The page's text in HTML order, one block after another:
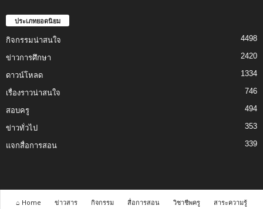
ประเภทยอดนิยม
กิจกรรมน่าสนใจ 4498
ข่าวการศึกษา 2420
ดาวน์โหลด 1334
เรื่องราวน่าสนใจ 746
สอบครู 494
ข่าวทั่วไป 353
แจกสื่อการสอน 339
⌂ Home ข่าวสาร กิจกรรม สื่อการสอน วิชาชีพครู สาระความรู้